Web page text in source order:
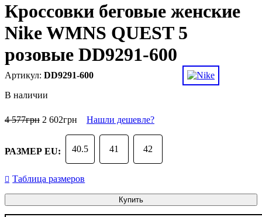
Кроссовки беговые женские
Nike WMNS QUEST 5
розовые DD9291-600
DD9291-600
В наличии
4 577грн 2 602грн Нашли дешевле?
РАЗМЕР EU: 40.5 41 42
Таблица размеров
Купить